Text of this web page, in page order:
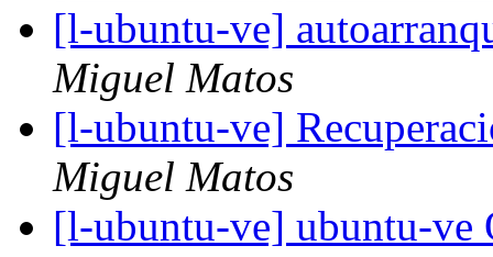
[l-ubuntu-ve]
Miguel Matos
[l-ubuntu-ve]
Miguel Matos
[l-ubuntu-ve] ubuntu-ve